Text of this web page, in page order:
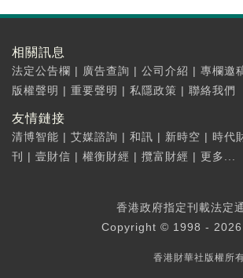
相關訊息
法定公告欄 | 廣告查詢 | 公司介紹 | 專欄邀
版權聲明 | 重要聲明 | 私隱政策 | 聯絡我們
友情鏈接
清博智能 | 艾媒諮詢 | 和訊 | 新時空 | 時代
刊
| 壹財信 | 權衡財經 | 攬富財經 | 更多...
香港政府指定刊載法定
Copyright © 1998 - 2026
香港財華社版權所